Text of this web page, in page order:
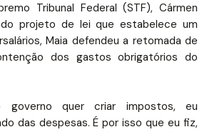
Tribunal Federal (STF), Cármen
projeto de lei que estabelece um
Maia defendeu a retomada de
dos gastos obrigatórios do
quer criar impostos, eu
das despesas. É por isso que eu fiz,